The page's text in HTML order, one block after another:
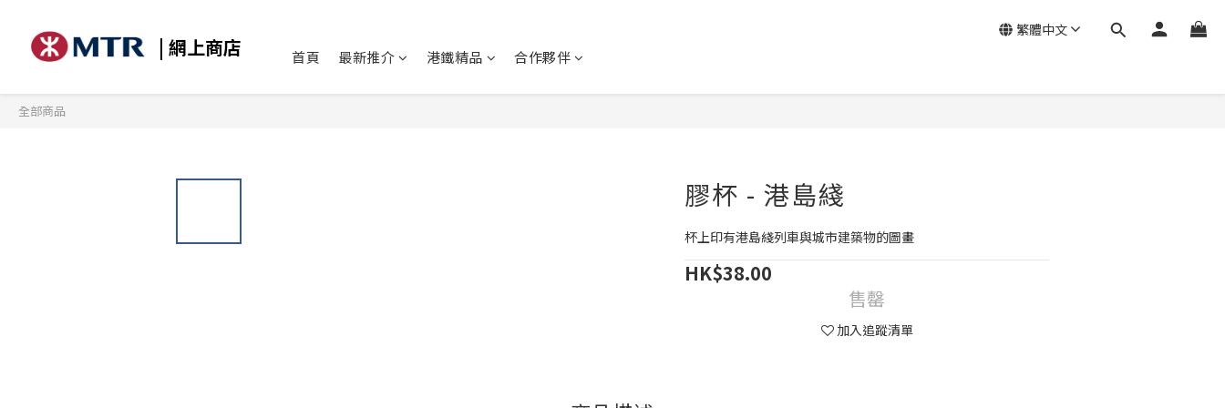
| 網上商店 首頁 最新推介 港鐵精品 合作夥伴
繁體中文
全部商品
膠杯 - 港島綫
杯上印有港島綫列車與城市建築物的圖畫
HK$38.00
售罄
加入追蹤清單